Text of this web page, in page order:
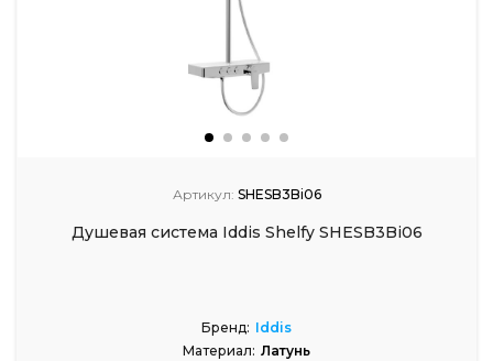
Артикул: SHESB3Bi06
Душевая система Iddis Shelfy SHESB3Bi06
Бренд: Iddis
Материал: Латунь